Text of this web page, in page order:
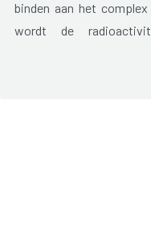
binden aan het complex
wordt de